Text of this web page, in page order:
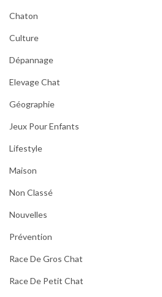
Chaton
Culture
Dépannage
Elevage Chat
Géographie
Jeux Pour Enfants
Lifestyle
Maison
Non Classé
Nouvelles
Prévention
Race De Gros Chat
Race De Petit Chat